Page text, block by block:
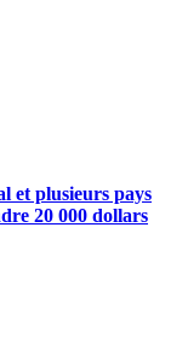
et plusieurs pays
20 000 dollars